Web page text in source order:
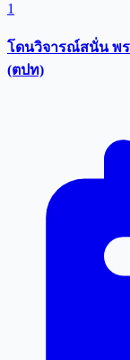
1
โดนวิจารณ์สนั่น พร
(ตปท)